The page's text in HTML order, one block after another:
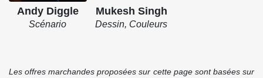
Andy Diggle
Scénario
Mukesh Singh
Dessin, Couleurs
Les offres marchandes proposées sur cette page sont basées sur